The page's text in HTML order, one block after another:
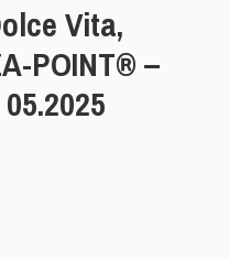
Vita,
POINT® –